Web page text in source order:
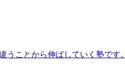
うことから伸ばしていく塾です。